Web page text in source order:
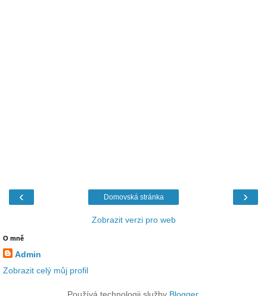
‹ ›
Domovská stránka
Zobrazit verzi pro web
O mně
Admin
Zobrazit celý můj profil
Používá technologii služby Blogger.